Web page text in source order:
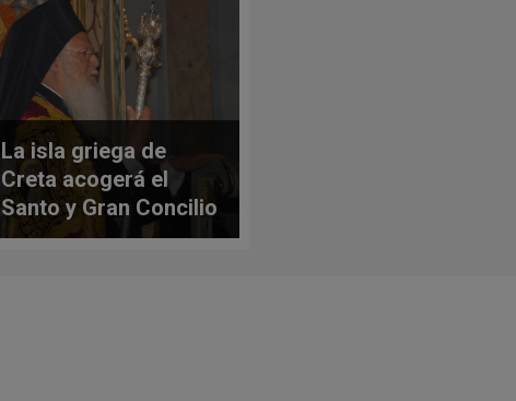
La isla griega de
Creta acogerá el
Santo y Gran Concilio
pan-ortodoxo